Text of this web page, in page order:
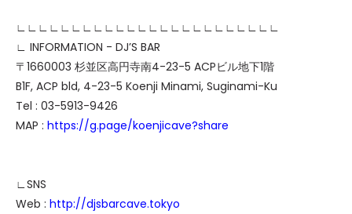
∟∟∟∟∟∟∟∟∟∟∟∟∟∟∟∟∟∟∟∟∟∟∟∟
∟ INFORMATION - DJ’S BAR
〒1660003 杉並区高円寺南4-23-5 ACPビル地下1階
B1F, ACP bld, 4-23-5 Koenji Minami, Suginami-Ku
Tel : 03-5913-9426
MAP : https://g.page/koenjicave?share
∟SNS
Web : http://djsbarcave.tokyo